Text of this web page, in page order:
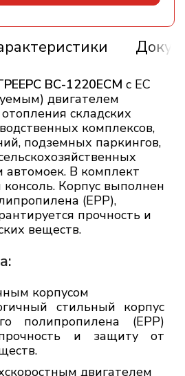
ВС-1220ЕСМ с ЕС
двигателем
складских
комплексов,
подземных паркингов,
автомоек. В комплект
Корпус выполнен
(ЕРР),
прочность и
веществ.
корпусом
стильный корпус
полипропилена (ЕРР)
и защиту от
двигателем